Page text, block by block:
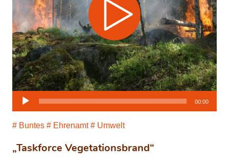
„Taskforce Vegetationsbrand“
Buntes Ehrenamt Umwelt
Audio-
00:00